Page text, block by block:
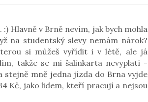
Hlavně v Brně nevím, jak bych mohla
na studentský slevy nemám nárok?
si můžeš vyřídit i v létě, ale já
takže se mi šalinkarta nevyplatí -
stejně mně jedna jízda do Brna vyjde
Kč, jako lidem, kteří pracují a nejsou